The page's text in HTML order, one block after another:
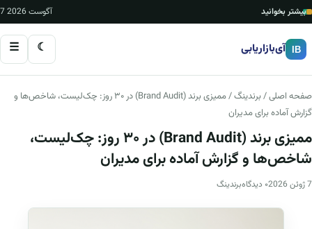
بیشتر بخوانید 7 آگوست 2026
IB آی‌بازاریابی ☾
☰
صفحه اصلی/برندینگ
/ ممیزی برند (Brand Audit) در ۳۰ روز: چک‌لیست، شاخص‌ها و
گزارش آماده برای مدیران
ممیزی برند (Brand Audit) در ۳۰ روز: چک‌لیست،
شاخص‌ها و گزارش آماده برای مدیران
7 ژوئن 2026 ۰ دیدگاه برندینگ